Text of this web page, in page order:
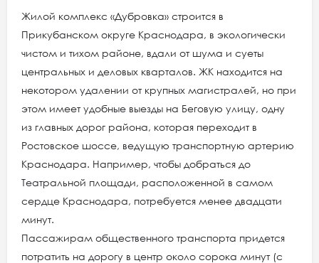
Жилой комплекс «Дубровка» строится в
Прикубанском округе Краснодара, в экологически
чистом и тихом районе, вдали от шума и суеты
центральных и деловых кварталов. ЖК находится на
некотором удалении от крупных магистралей, но при
этом имеет удобные выезды на Беговую улицу, одну
из главных дорог района, которая переходит в
Ростовское шоссе, ведущую транспортную артерию
Краснодара. Например, чтобы добраться до
Театральной площади, расположенной в самом
сердце Краснодара, потребуется менее двадцати
минут.
Пассажирам общественного транспорта придется
потратить на дорогу в центр около сорока минут (с